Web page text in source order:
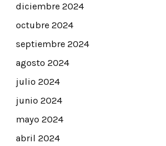
diciembre 2024
octubre 2024
septiembre 2024
agosto 2024
julio 2024
junio 2024
mayo 2024
abril 2024